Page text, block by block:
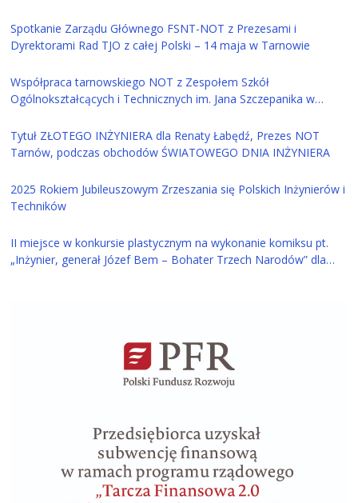
Spotkanie Zarządu Głównego FSNT-NOT z Prezesami i
Dyrektorami Rad TJO z całej Polski – 14 maja w Tarnowie
Współpraca tarnowskiego NOT z Zespołem Szkół
Ogólnokształcących i Technicznych im. Jana Szczepanika w
Tytuł ZŁOTEGO INŻYNIERA dla Renaty Łabędź, Prezes NOT
Tarnów, podczas obchodów ŚWIATOWEGO DNIA INŻYNIERA
2025 Rokiem Jubileuszowym Zrzeszania się Polskich Inżynierów i
Techników
II miejsce w konkursie plastycznym na wykonanie komiksu pt.
„Inżynier, generał Józef Bem – Bohater Trzech Narodów” dla